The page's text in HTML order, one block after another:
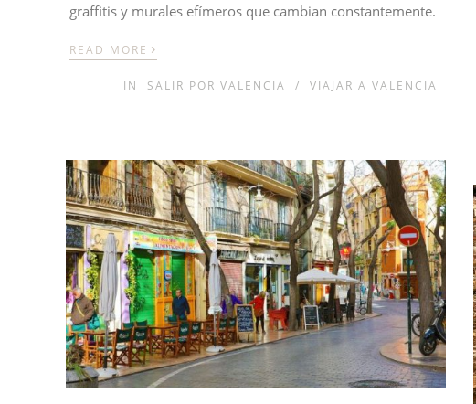
graffitis y murales efímeros que cambian constantemente.
READ MORE ›
IN SALIR POR VALENCIA / VIAJAR A VALENCIA